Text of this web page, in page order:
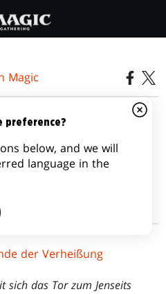
Magic
5. Juli 2017
der Verheißung
sich das Tor zum Jenseits
preference?
below, and we will
language in the